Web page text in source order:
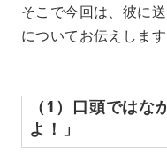
そこで今回は、彼に
についてお伝えします
（1）口頭では
よ！」